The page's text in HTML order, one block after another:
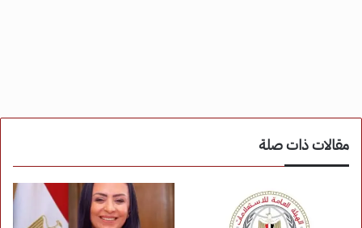
مقالات ذات صلة